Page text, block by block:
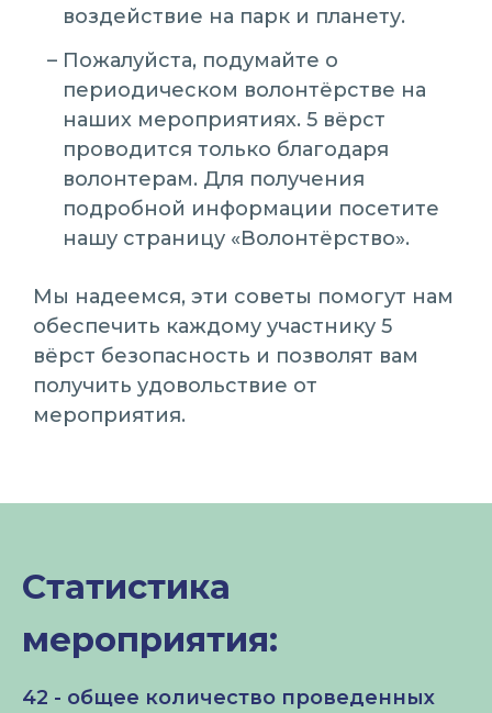
воздействие на парк и планету.
Пожалуйста, подумайте о
периодическом волонтёрстве на
наших мероприятиях. 5 вёрст
проводится только благодаря
волонтерам. Для получения
подробной информации посетите
нашу страницу «Волонтёрство».
Мы надеемся, эти советы помогут нам
обеспечить каждому участнику 5
вёрст безопасность и позволят вам
получить удовольствие от
мероприятия.
Статистика
мероприятия:
42 - общее количество проведенных